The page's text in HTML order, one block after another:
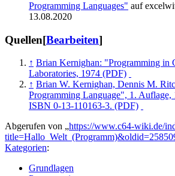
Programming Languages" auf
13.08.2020
Quellen[Bearbeiten]
↑ Brian Kernighan: "Programming in
Laboratories, 1974 (PDF)
↑ Brian W. Kernighan, Dennis M.
Programming Language", 1. Auflage,
ISBN 0-13-110163-3. (PDF)
Abgerufen von „https://www.c64-wiki.de/
Kategorien:
Grundlagen